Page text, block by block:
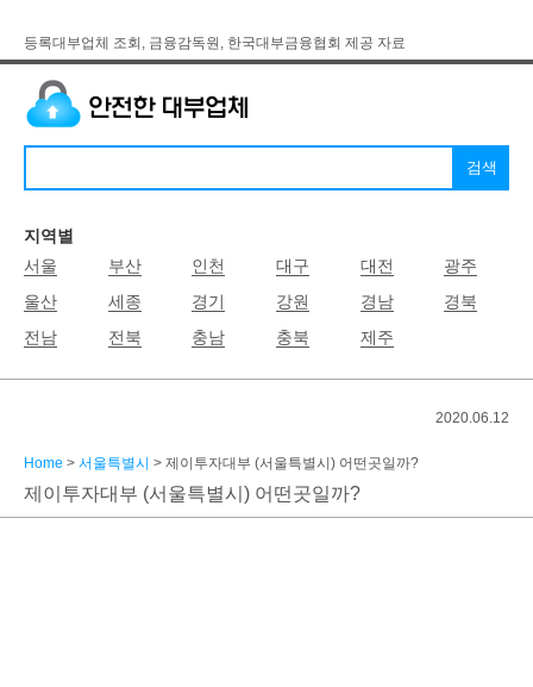
등록대부업체 조회, 금융감독원, 한국대부금융협회 제공 자료
지역별
서울
부산 인천 대구 대전
광주
울산
세종 경기 강원 경남
경북
전남
전북 충남 충북 제주
2020.06.12
Home > 서울특별시 > 제이투자대부 (서울특별시) 어떤곳일까?
제이투자대부 (서울특별시) 어떤곳일까?